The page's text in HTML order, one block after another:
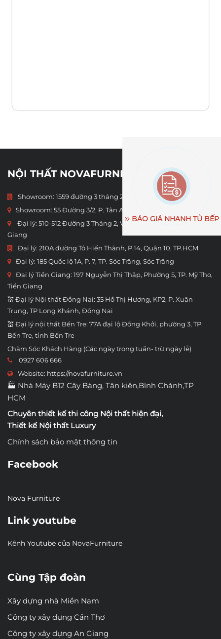
BÁO GIÁ NHANH TỦ BẾP
NỘI THẤT NOVAFURNITURE
Showroom: 1559 đường 3 tháng 2, P.16, Quận 11, TP.HCM
Showroom: 55 Đường 3/2, P. Tân An, Cần Thơ
Đại lý: 510-512 Đường 3 Tháng 2, Vĩnh Lạc, Rạch Giá, Kien
Giang
Đại lý: 210A đường Tô Hiến Thành, P.14, Quận 10, TP.HCM
Đại lý: 185 Quốc lộ 1A, P. 7, TP. Sóc Trăng, Sóc Trăng
Đại lý Tiền Giang: 197 Nguyễn Thị Thập, Phường 5, TP. Mỹ Tho,
Tiền Giang
💒 Đại lý Nội thất Đồng Nai: 35 Hồ Thị Hương, KP2, P. Xuân
Trung, TP Long Khánh, Đồng Nai
💒 Đại lý nội thất Bến Tre: 77A đại lộ Đồng Khởi, phường 3, TP.
Bến Tre, tỉnh Bến Tre
Chăm Sóc Khách Hàng (Các ngày trong tuần- trừ ngày lễ)
0927 606 666
Website: https://novafurniture.vn
🏭 Nhà Máy B12 Cây Bàng, Tân kiên,Bình Chánh,TP
HCM
Chuyên thiết kế thi công Nội thất hiện đại,
Thiết kế Nội thất Luxury
Chính sách bảo mật thông tin
Facebook
Nova Furniture
Link youtube
Kênh Youtube của NovaFurniture
Cùng Tập đoàn
Xây dựng nhà Miền Nam
Công ty xây dựng Cần Thơ
Công ty xây dựng An Giang